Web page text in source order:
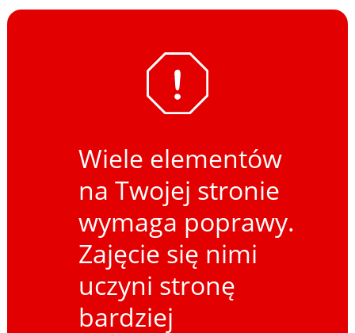
Wiele elementów
na Twojej stronie
wymaga poprawy.
Zajęcie się nimi
uczyni stronę
bardziej